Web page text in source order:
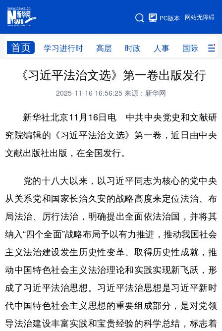
网站无障碍
PC版本
首页 学习进行时 高层 时政 人事 国际 财
网站地图
学习进行时 高层 时政 人事
财经 网评
台湾 思客智库 全球连线 教育
科技 科创 量子 体育
文化 书画
访谈 视频 图片 政务
法律 中央文件 金融 汽车
食品 人居 信息化 数字经济
学术中国 乡村振兴 银龄 溯源中国
彩票 娱乐 时尚 悦读
公益 一带一路 亚太网 上市公司
文化产业
《习近平法治文选》第一卷出版发行
2025-11-16 16:56:25 来源：新华网
新华社北京11月16日电 中共中央党史和文献研
究院编辑的《习近平法治文选》第一卷，近日由中央
文献出版社出版，在全国发行。
党的十八大以来，以习近平同志为核心的党中央
从关系党和国家长治久安的战略高度来定位法治、布
局法治、厉行法治，明确提出全面依法治国，并将其
纳入“四个全面”战略布局予以有力推进，推动我国社会
主义法治建设发生历史性变革、取得历史性成就，推
动中国特色社会主义法治理论和实践实现新飞跃，形
成了习近平法治思想。习近平法治思想是习近平新时
代中国特色社会主义思想的重要组成部分，是对党领
导法治建设丰富实践和宝贵经验的科学总结，标志着